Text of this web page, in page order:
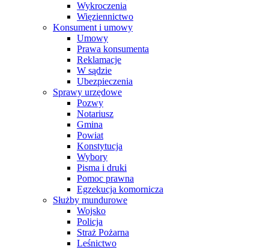
Wykroczenia
Więziennictwo
Konsument i umowy
Umowy
Prawa konsumenta
Reklamacje
W sądzie
Ubezpieczenia
Sprawy urzędowe
Pozwy
Notariusz
Gmina
Powiat
Konstytucja
Wybory
Pisma i druki
Pomoc prawna
Egzekucja komornicza
Służby mundurowe
Wojsko
Policja
Straż Pożarna
Leśnictwo